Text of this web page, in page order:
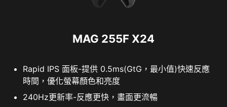
MAG 255F X24
Rapid IPS 面板-提供 0.5ms(GtG，最小值)快速反應
時間，優化螢幕顏色和亮度
240Hz更新率-反應更快，畫面更流暢